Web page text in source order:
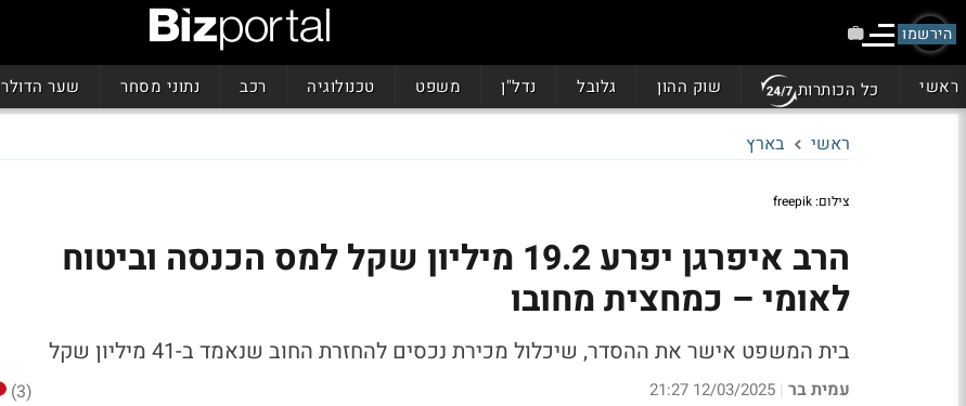
הירשמו
ראשי כל הכותרות שוק ההון גלובל נדל"ן משפט טכנולוגיה רכב נתוני מסחר שער הדולר
ראשי בארץ
צילום: freepik
הרב איפרגן יפרע 19.2 מיליון שקל למס הכנסה וביטוח
לאומי – כמחצית מחובו
בית המשפט אישר את ההסדר, שיכלול מכירת נכסים להחזרת החוב שנאמד ב-41 מיליון שקל
עמית בר |
12/03/2025 21:27
(3)